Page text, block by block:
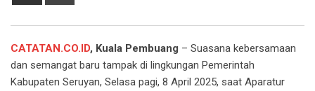
CATATAN.CO.ID, Kuala Pembuang – Suasana kebersamaan
dan semangat baru tampak di lingkungan Pemerintah
Kabupaten Seruyan, Selasa pagi, 8 April 2025, saat Aparatur